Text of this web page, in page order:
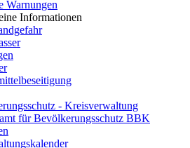
Warnungen
Informationen
- Kreisverwaltung
für Bevölkerungsschutz BBK